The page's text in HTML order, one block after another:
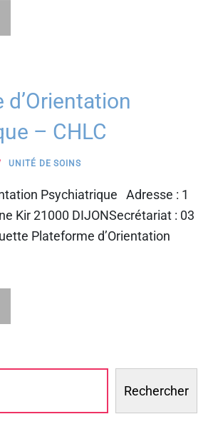
– CHLC
UNITÉ DE SOINS
Psychiatrique Adresse : 1
Kir 21000 DIJONSecrétariat : 03
Plateforme d’Orientation
Rechercher